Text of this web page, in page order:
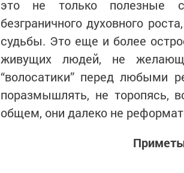
это не только полезные
безграничного духовного
судьбы. Это еще и более
живущих людей, не
“волосатики” перед любыми
поразмышлять, не торопясь,
общем, они далеко не